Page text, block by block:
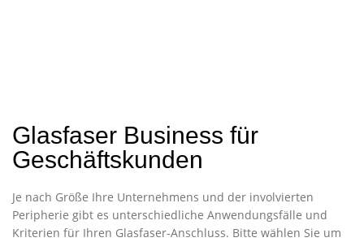
Glasfaser Business für
Geschäftskunden
Je nach Größe Ihre Unternehmens und der involvierten
Peripherie gibt es unterschiedliche Anwendungsfälle und
Kriterien für Ihren Glasfaser-Anschluss. Bitte wählen Sie um